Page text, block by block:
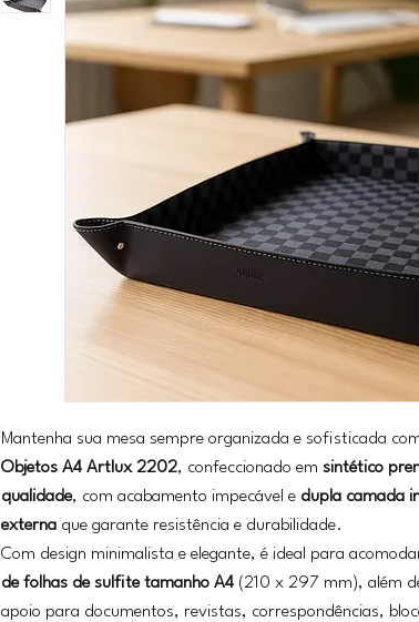
Mantenha sua mesa sempre organizada e sofisticada
Objetos A4 Artlux 2202, confeccionado em sintético
qualidade, com acabamento impecável e dupla camada
externa que garante resistência e durabilidade.
Com design minimalista e elegante, é ideal para
de folhas de sulfite tamanho A4 (210 x 297 mm), além
apoio para documentos, revistas, correspondências,